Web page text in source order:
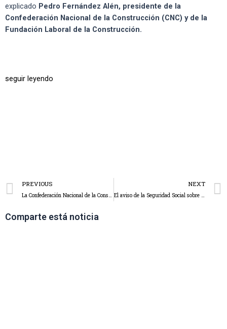
explicado Pedro Fernández Alén, presidente de la
Confederación Nacional de la Construcción (CNC) y de la
Fundación Laboral de la Construcción.
seguir leyendo
PREVIOUS NEXT
Comparte está noticia